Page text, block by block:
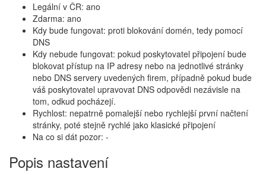
Legální v ČR: ano
Zdarma: ano
Kdy bude fungovat: proti blokování domén, tedy pomocí
DNS
Kdy nebude fungovat: pokud poskytovatel připojení bude
blokovat přístup na IP adresy nebo na jednotlivé stránky
nebo DNS servery uvedených firem, případně pokud bude
váš poskytovatel upravovat DNS odpovědi nezávisle na
tom, odkud pocházejí.
Rychlost: nepatrně pomalejší nebo rychlejší první načtení
stránky, poté stejně rychlé jako klasické připojení
Na co si dát pozor: -
Popis nastavení